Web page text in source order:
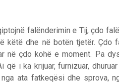
falënderimin e Tij, çdo
këtë dhe në botën tjetër. Çdo
në çdo kohë e moment. Pa
që i ka krijuar, furnizuar,
ata fatkeqësi dhe sprova,